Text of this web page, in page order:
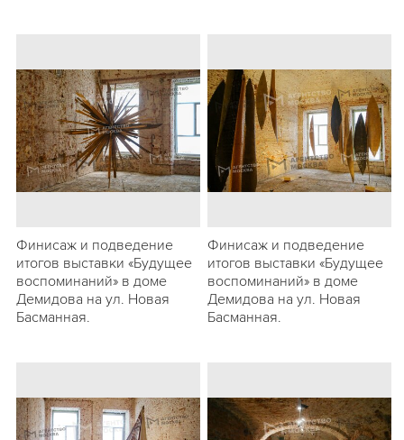
Финисаж и подведение
итогов выставки «Будущее
воспоминаний» в доме
Демидова на ул. Новая
Басманная.
Финисаж и подведение
итогов выставки «Будущее
воспоминаний» в доме
Демидова на ул. Новая
Басманная.